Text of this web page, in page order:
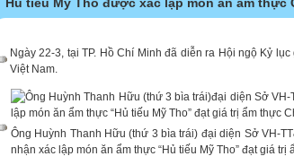
Ngày 22-3, tại TP. Hồ Chí Minh đã diễn ra Hội ngộ Kỷ
Việt Nam.
Ông Huỳnh Thanh Hữu (thứ 3 bìa trái) đại diện Sở VH-
nhận xác lập món ăn ẩm thực “Hủ tiếu Mỹ Tho” đạt giá trị